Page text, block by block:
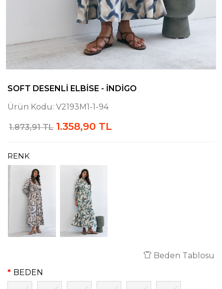
SOFT DESENLI ELBISE - İNDIGO
Ürün Kodu: V2193M1-1-94
1.873,91 TL 1.358,90 TL
RENK
Beden Tablosu
BEDEN